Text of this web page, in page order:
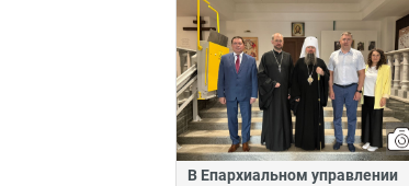
В Епархиальном управлении